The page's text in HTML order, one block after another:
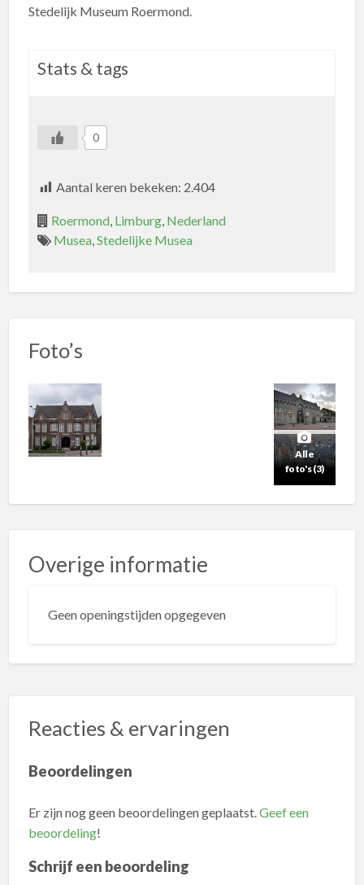
Stedelijk Museum Roermond.
Stats & tags
0
Aantal keren bekeken: 2.404
Roermond, Limburg, Nederland
Musea,Stedelijke Musea
Foto’s
Alle
foto's (3)
Overige informatie
Geen openingstijden opgegeven
Reacties & ervaringen
Beoordelingen
Er zijn nog geen beoordelingen geplaatst.Geef een
beoordeling!
Schrijf een beoordeling